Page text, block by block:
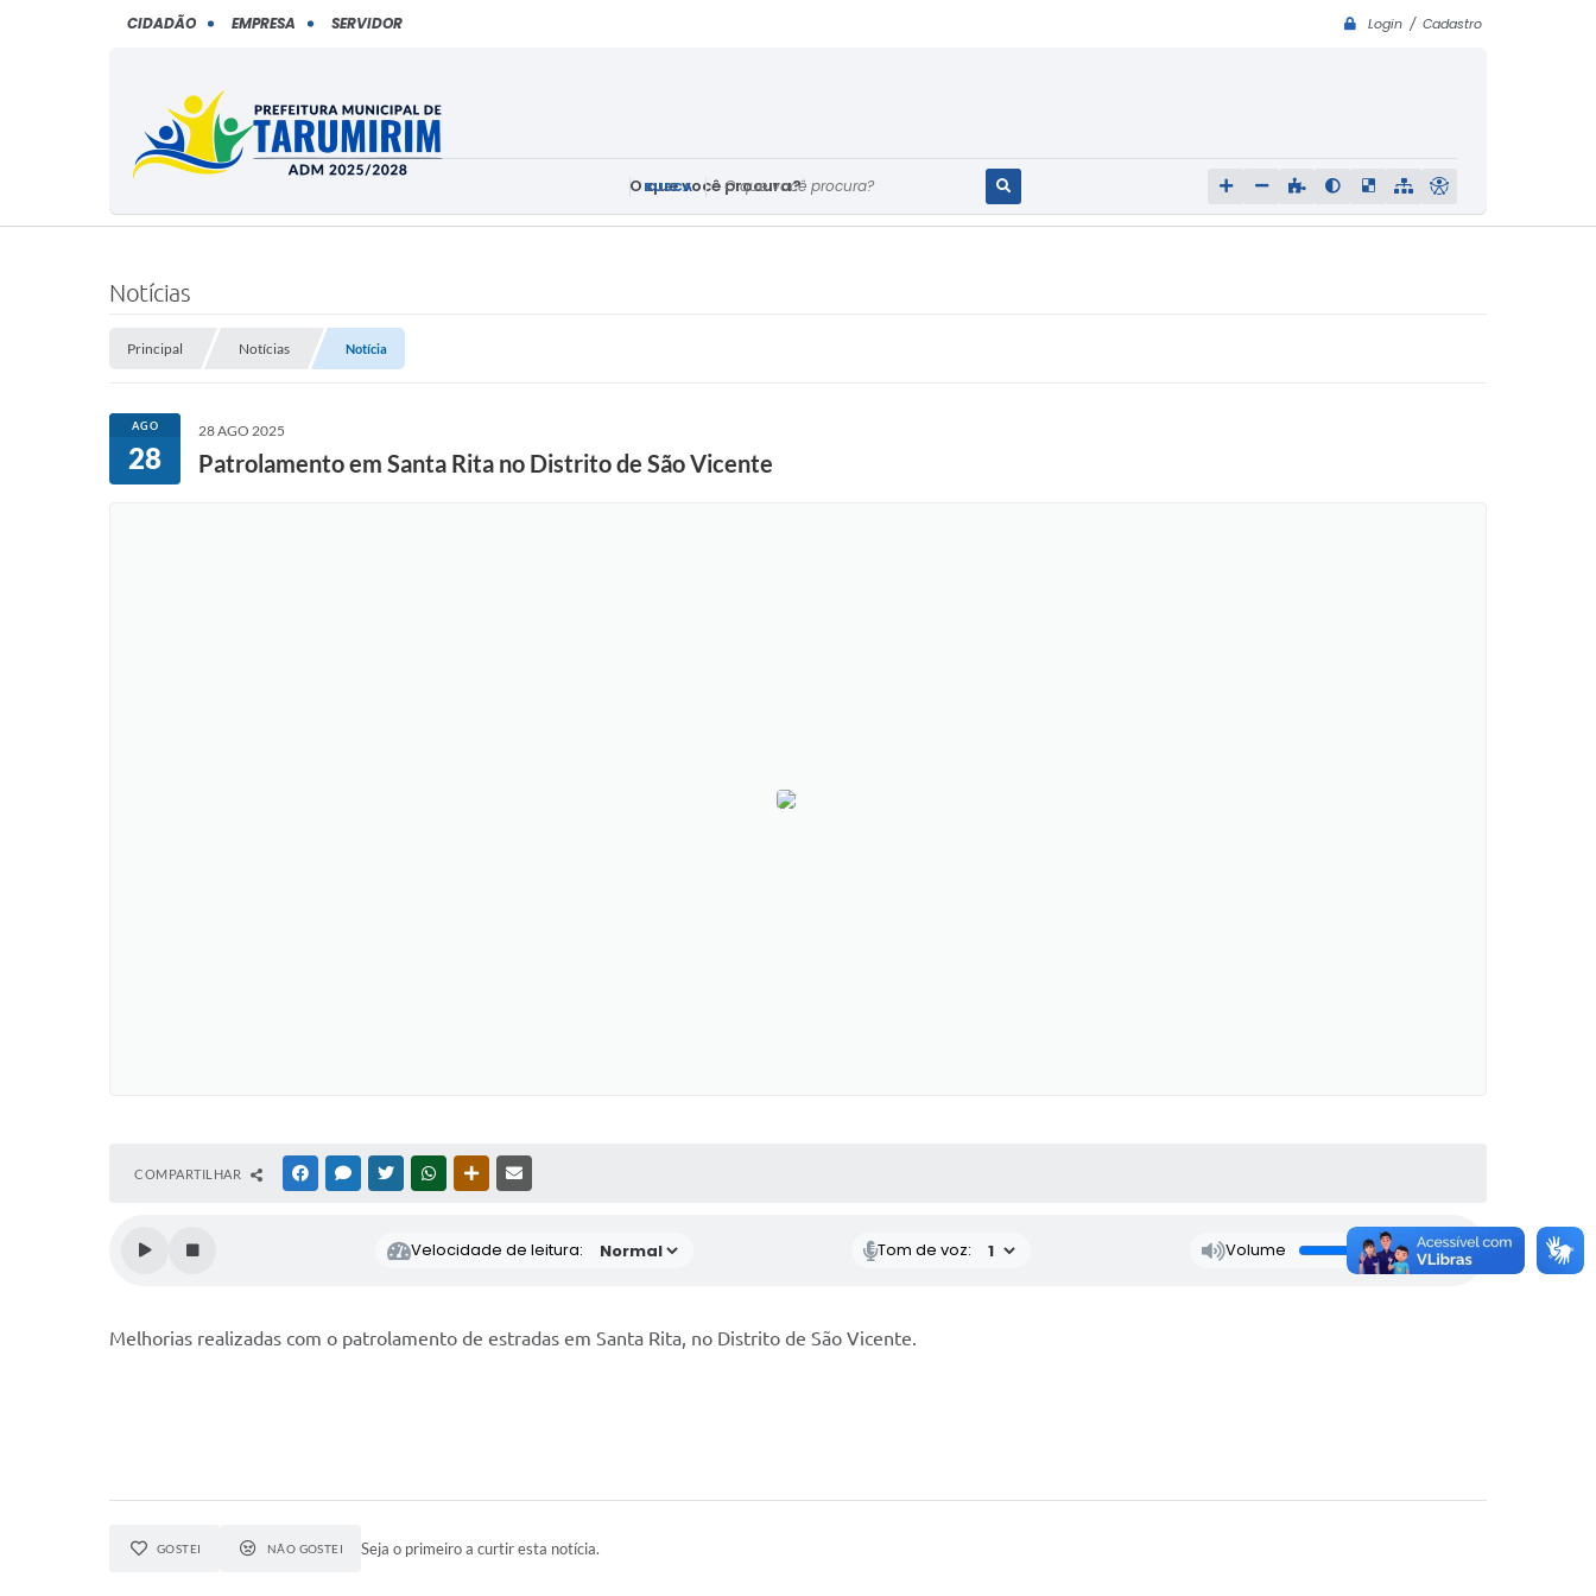
Login / Cadastro
O que você procura?
CIDADÃO EMPRESA SERVIDOR
Notícias
Principal Notícias Notícia
AGO
28
28 AGO 2025
Patrolamento em Santa Rita no Distrito de São Vicente
COMPARTILHAR FACEBOOKMESSENGER
TWITTERWHATSAPPOUTRAS MÍDIAS
Velocidade de leitura: Tom de voz: Volume
Melhorias realizadas com o patrolamento de estradas em Santa Rita, no Distrito de São Vicente.
GOSTEI NÃO GOSTEI Seja o primeiro a curtir esta notícia.